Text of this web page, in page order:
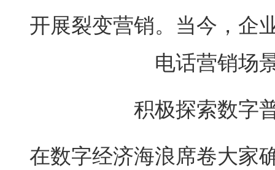
开展裂变营销。当今，企
电话营销场
积极探索数字
在数字经济海浪席卷大家